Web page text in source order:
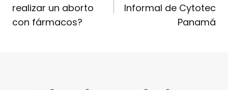
realizar un aborto
con fármacos?
Informal de Cytotec
Panamá